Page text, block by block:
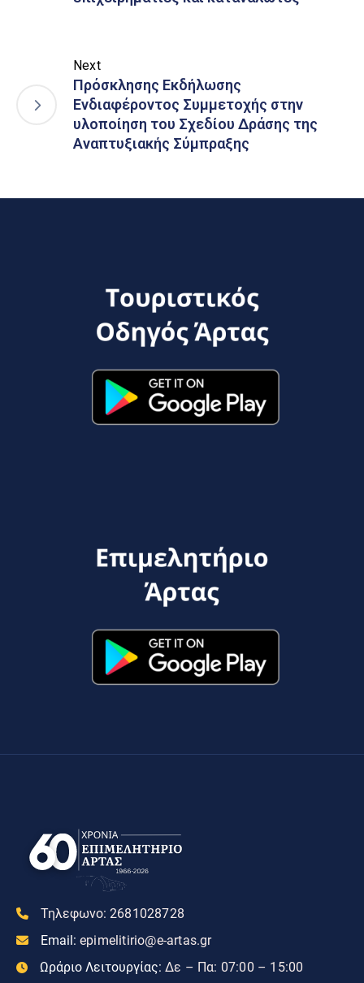
Next
Πρόσκλησης Εκδήλωσης
Ενδιαφέροντος Συμμετοχής στην
υλοποίηση του Σχεδίου Δράσης της
Αναπτυξιακής Σύμπραξης
Τηλεφωνο: 2681028728
Email: epimelitirio@e-artas.gr
Ωράριο Λειτουργίας: Δε – Πα: 07:00 – 15:00